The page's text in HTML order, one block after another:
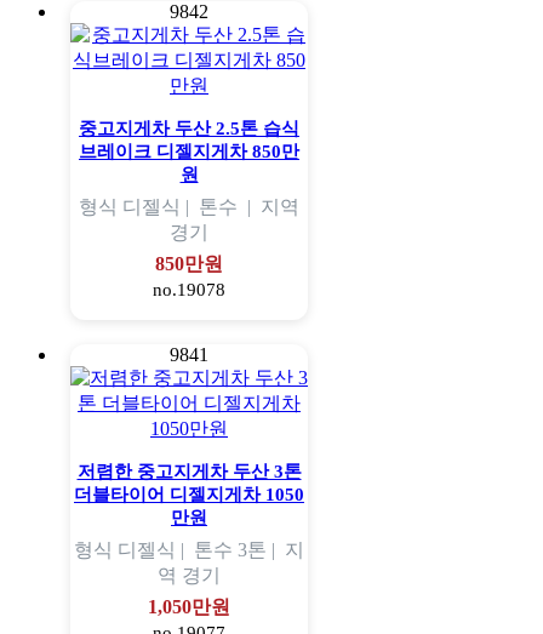
9842
중고지게차 두산 2.5톤 습식
브레이크 디젤지게차 850만
원
형식 디젤식 | 톤수 | 지역
경기
850만원
no.19078
9841
저렴한 중고지게차 두산 3톤
더블타이어 디젤지게차 1050
만원
형식 디젤식 | 톤수 3톤 | 지
역 경기
1,050만원